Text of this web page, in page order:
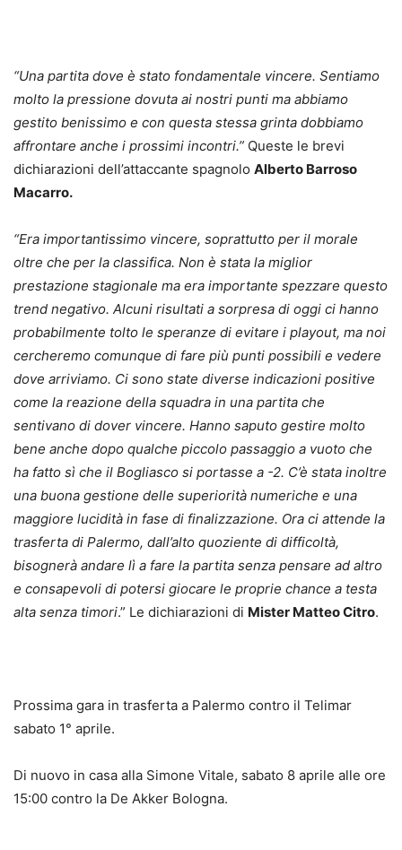
“Una partita dove è stato fondamentale vincere. Sentiamo
molto la pressione dovuta ai nostri punti ma abbiamo
gestito benissimo e con questa stessa grinta dobbiamo
affrontare anche i prossimi incontri.” Queste le brevi
dichiarazioni dell’attaccante spagnolo Alberto Barroso
Macarro.
“Era importantissimo vincere, soprattutto per il morale
oltre che per la classifica. Non è stata la miglior
prestazione stagionale ma era importante spezzare questo
trend negativo. Alcuni risultati a sorpresa di oggi ci hanno
probabilmente tolto le speranze di evitare i playout, ma noi
cercheremo comunque di fare più punti possibili e vedere
dove arriviamo. Ci sono state diverse indicazioni positive
come la reazione della squadra in una partita che
sentivano di dover vincere. Hanno saputo gestire molto
bene anche dopo qualche piccolo passaggio a vuoto che
ha fatto sì che il Bogliasco si portasse a -2. C’è stata inoltre
una buona gestione delle superiorità numeriche e una
maggiore lucidità in fase di finalizzazione. Ora ci attende la
trasferta di Palermo, dall’alto quoziente di difficoltà,
bisognerà andare lì a fare la partita senza pensare ad altro
e consapevoli di potersi giocare le proprie chance a testa
alta senza timori.” Le dichiarazioni di Mister Matteo Citro.
Prossima gara in trasferta a Palermo contro il Telimar
sabato 1° aprile.
Di nuovo in casa alla Simone Vitale, sabato 8 aprile alle ore
15:00 contro la De Akker Bologna.